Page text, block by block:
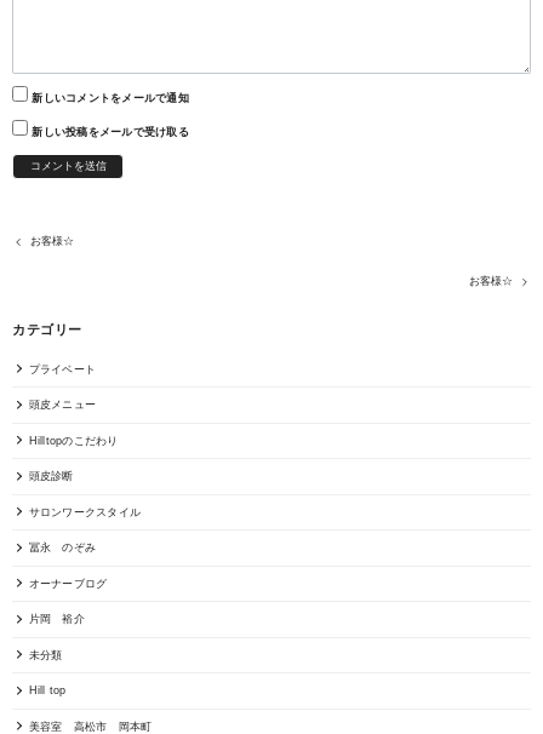
新しいコメントをメールで通知
新しい投稿をメールで受け取る
お客様☆
お客様☆
カテゴリー
プライベート
頭皮メニュー
Hilltopのこだわり
頭皮診断
サロンワークスタイル
冨永 のぞみ
オーナーブログ
片岡 裕介
未分類
Hill top
美容室 高松市 岡本町